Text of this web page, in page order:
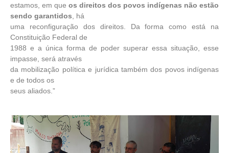
estamos, em que os direitos dos povos indígenas não estão
sendo garantidos , há
uma reconfiguração dos direitos. Da forma como está na
Constituição Federal de
1988 e a única forma de poder superar essa situação, esse
impasse, será através
da mobilização política e jurídica também dos povos indígenas
e de todos os
seus aliados.”